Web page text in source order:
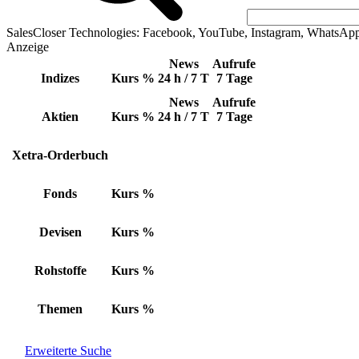
SalesCloser Technologies: Facebook, YouTube, Instagram,
Anzeige
Indizes Kurs %
News
24 h / 7 T
Aufrufe
7 Tage
Aktien Kurs %
News
24 h / 7 T
Aufrufe
7 Tage
Xetra-Orderbuch
Fonds Kurs %
Devisen Kurs %
Rohstoffe Kurs %
Themen Kurs %
Erweiterte Suche